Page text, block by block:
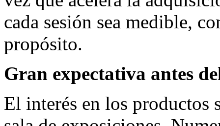
cada sesión sea medible,
propósito.
Gran expectativa antes
El interés en los productos